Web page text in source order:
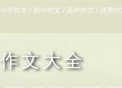
小学作文 / 初中作文 / 高中作文 / 优秀作
作文大全